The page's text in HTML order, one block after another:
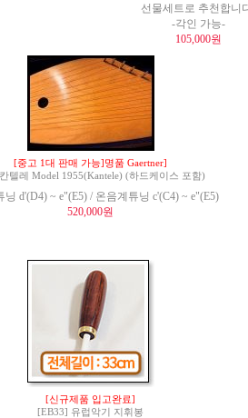
선물세트로 추천합니
-각인 가능-
105,000원
[중고 1대 판매 가능]명품 Gaertner]
텔레 Model 1955(Kantele) (하드케이스 포함)
닝 d'(D4) ~ e"(E5) / 온음계튜닝 c'(C4) ~ e"(E5)
520,000원
[신규제품 입고완료]
[EB33] 유럽악기 지휘봉